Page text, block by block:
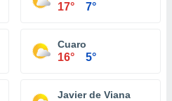
17° 7°
Cuaro
16° 5°
Javier de Viana